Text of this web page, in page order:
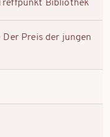
Bibliothek
Der Preis der jungen